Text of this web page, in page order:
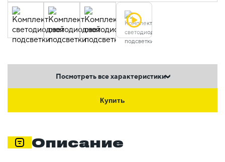
Посмотреть все характеристики
Купить
Описание